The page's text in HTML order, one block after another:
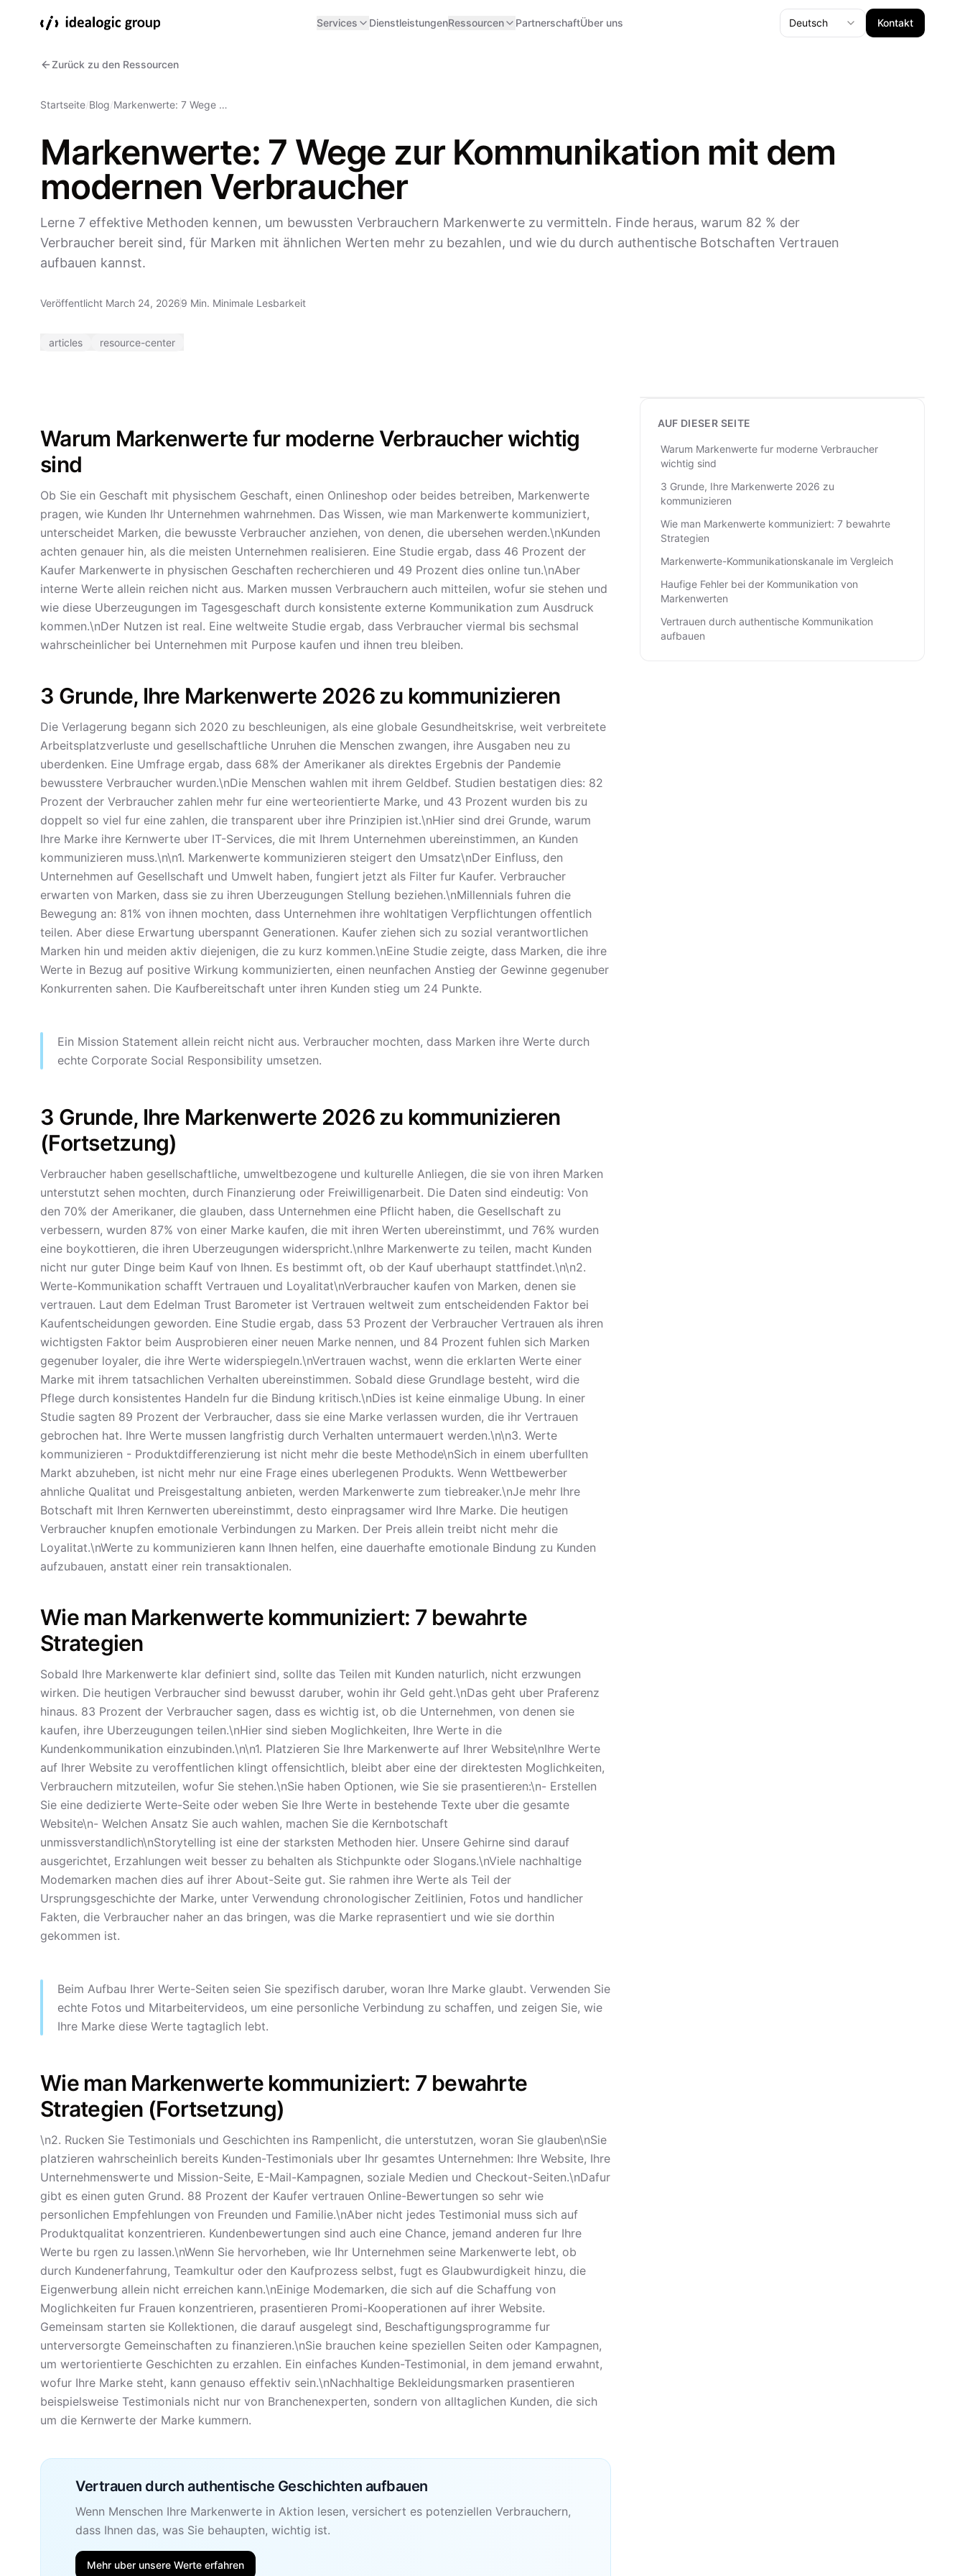
Services DienstleistungenRessourcen PartnerschaftÜber uns Deutsch Kontakt
Zurück zu den Ressourcen
Startseite/Blog/Markenwerte: 7 Wege …
Markenwerte: 7 Wege zur Kommunikation mit dem
modernen Verbraucher
Lerne 7 effektive Methoden kennen, um bewussten Verbrauchern Markenwerte zu vermitteln. Finde heraus, warum 82 % der
Verbraucher bereit sind, für Marken mit ähnlichen Werten mehr zu bezahlen, und wie du durch authentische Botschaften Vertrauen
aufbauen kannst.
Veröffentlicht March 24, 20269 Min. Minimale Lesbarkeit
articles resource-center
Warum Markenwerte fur moderne Verbraucher wichtig
sind
Ob Sie ein Geschaft mit physischem Geschaft, einen Onlineshop oder beides betreiben, Markenwerte
pragen, wie Kunden Ihr Unternehmen wahrnehmen. Das Wissen, wie man Markenwerte kommuniziert,
unterscheidet Marken, die bewusste Verbraucher anziehen, von denen, die ubersehen werden.\nKunden
achten genauer hin, als die meisten Unternehmen realisieren. Eine Studie ergab, dass 46 Prozent der
Kaufer Markenwerte in physischen Geschaften recherchieren und 49 Prozent dies online tun.\nAber
interne Werte allein reichen nicht aus. Marken mussen Verbrauchern auch mitteilen, wofur sie stehen und
wie diese Uberzeugungen im Tagesgeschaft durch konsistente externe Kommunikation zum Ausdruck
kommen.\nDer Nutzen ist real. Eine weltweite Studie ergab, dass Verbraucher viermal bis sechsmal
wahrscheinlicher bei Unternehmen mit Purpose kaufen und ihnen treu bleiben.
3 Grunde, Ihre Markenwerte 2026 zu kommunizieren
Die Verlagerung begann sich 2020 zu beschleunigen, als eine globale Gesundheitskrise, weit verbreitete
Arbeitsplatzverluste und gesellschaftliche Unruhen die Menschen zwangen, ihre Ausgaben neu zu
uberdenken. Eine Umfrage ergab, dass 68% der Amerikaner als direktes Ergebnis der Pandemie
bewusstere Verbraucher wurden.\nDie Menschen wahlen mit ihrem Geldbef. Studien bestatigen dies: 82
Prozent der Verbraucher zahlen mehr fur eine werteorientierte Marke, und 43 Prozent wurden bis zu
doppelt so viel fur eine zahlen, die transparent uber ihre Prinzipien ist.\nHier sind drei Grunde, warum
Ihre Marke ihre Kernwerte uber IT-Services, die mit Ihrem Unternehmen ubereinstimmen, an Kunden
kommunizieren muss.\n\n1. Markenwerte kommunizieren steigert den Umsatz\nDer Einfluss, den
Unternehmen auf Gesellschaft und Umwelt haben, fungiert jetzt als Filter fur Kaufer. Verbraucher
erwarten von Marken, dass sie zu ihren Uberzeugungen Stellung beziehen.\nMillennials fuhren die
Bewegung an: 81% von ihnen mochten, dass Unternehmen ihre wohltatigen Verpflichtungen offentlich
teilen. Aber diese Erwartung uberspannt Generationen. Kaufer ziehen sich zu sozial verantwortlichen
Marken hin und meiden aktiv diejenigen, die zu kurz kommen.\nEine Studie zeigte, dass Marken, die ihre
Werte in Bezug auf positive Wirkung kommunizierten, einen neunfachen Anstieg der Gewinne gegenuber
Konkurrenten sahen. Die Kaufbereitschaft unter ihren Kunden stieg um 24 Punkte.
Ein Mission Statement allein reicht nicht aus. Verbraucher mochten, dass Marken ihre Werte durch
echte Corporate Social Responsibility umsetzen.
3 Grunde, Ihre Markenwerte 2026 zu kommunizieren
(Fortsetzung)
Verbraucher haben gesellschaftliche, umweltbezogene und kulturelle Anliegen, die sie von ihren Marken
unterstutzt sehen mochten, durch Finanzierung oder Freiwilligenarbeit. Die Daten sind eindeutig: Von
den 70% der Amerikaner, die glauben, dass Unternehmen eine Pflicht haben, die Gesellschaft zu
verbessern, wurden 87% von einer Marke kaufen, die mit ihren Werten ubereinstimmt, und 76% wurden
eine boykottieren, die ihren Uberzeugungen widerspricht.\nIhre Markenwerte zu teilen, macht Kunden
nicht nur guter Dinge beim Kauf von Ihnen. Es bestimmt oft, ob der Kauf uberhaupt stattfindet.\n\n2.
Werte-Kommunikation schafft Vertrauen und Loyalitat\nVerbraucher kaufen von Marken, denen sie
vertrauen. Laut dem Edelman Trust Barometer ist Vertrauen weltweit zum entscheidenden Faktor bei
Kaufentscheidungen geworden. Eine Studie ergab, dass 53 Prozent der Verbraucher Vertrauen als ihren
wichtigsten Faktor beim Ausprobieren einer neuen Marke nennen, und 84 Prozent fuhlen sich Marken
gegenuber loyaler, die ihre Werte widerspiegeln.\nVertrauen wachst, wenn die erklarten Werte einer
Marke mit ihrem tatsachlichen Verhalten ubereinstimmen. Sobald diese Grundlage besteht, wird die
Pflege durch konsistentes Handeln fur die Bindung kritisch.\nDies ist keine einmalige Ubung. In einer
Studie sagten 89 Prozent der Verbraucher, dass sie eine Marke verlassen wurden, die ihr Vertrauen
gebrochen hat. Ihre Werte mussen langfristig durch Verhalten untermauert werden.\n\n3. Werte
kommunizieren - Produktdifferenzierung ist nicht mehr die beste Methode\nSich in einem uberfullten
Markt abzuheben, ist nicht mehr nur eine Frage eines uberlegenen Produkts. Wenn Wettbewerber
ahnliche Qualitat und Preisgestaltung anbieten, werden Markenwerte zum tiebreaker.\nJe mehr Ihre
Botschaft mit Ihren Kernwerten ubereinstimmt, desto einpragsamer wird Ihre Marke. Die heutigen
Verbraucher knupfen emotionale Verbindungen zu Marken. Der Preis allein treibt nicht mehr die
Loyalitat.\nWerte zu kommunizieren kann Ihnen helfen, eine dauerhafte emotionale Bindung zu Kunden
aufzubauen, anstatt einer rein transaktionalen.
Wie man Markenwerte kommuniziert: 7 bewahrte
Strategien
Sobald Ihre Markenwerte klar definiert sind, sollte das Teilen mit Kunden naturlich, nicht erzwungen
wirken. Die heutigen Verbraucher sind bewusst daruber, wohin ihr Geld geht.\nDas geht uber Praferenz
hinaus. 83 Prozent der Verbraucher sagen, dass es wichtig ist, ob die Unternehmen, von denen sie
kaufen, ihre Uberzeugungen teilen.\nHier sind sieben Moglichkeiten, Ihre Werte in die
Kundenkommunikation einzubinden.\n\n1. Platzieren Sie Ihre Markenwerte auf Ihrer Website\nIhre Werte
auf Ihrer Website zu veroffentlichen klingt offensichtlich, bleibt aber eine der direktesten Moglichkeiten,
Verbrauchern mitzuteilen, wofur Sie stehen.\nSie haben Optionen, wie Sie sie prasentieren:\n- Erstellen
Sie eine dedizierte Werte-Seite oder weben Sie Ihre Werte in bestehende Texte uber die gesamte
Website\n- Welchen Ansatz Sie auch wahlen, machen Sie die Kernbotschaft
unmissverstandlich\nStorytelling ist eine der starksten Methoden hier. Unsere Gehirne sind darauf
ausgerichtet, Erzahlungen weit besser zu behalten als Stichpunkte oder Slogans.\nViele nachhaltige
Modemarken machen dies auf ihrer About-Seite gut. Sie rahmen ihre Werte als Teil der
Ursprungsgeschichte der Marke, unter Verwendung chronologischer Zeitlinien, Fotos und handlicher
Fakten, die Verbraucher naher an das bringen, was die Marke reprasentiert und wie sie dorthin
gekommen ist.
Beim Aufbau Ihrer Werte-Seiten seien Sie spezifisch daruber, woran Ihre Marke glaubt. Verwenden Sie
echte Fotos und Mitarbeitervideos, um eine personliche Verbindung zu schaffen, und zeigen Sie, wie
Ihre Marke diese Werte tagtaglich lebt.
Wie man Markenwerte kommuniziert: 7 bewahrte
Strategien (Fortsetzung)
\n2. Rucken Sie Testimonials und Geschichten ins Rampenlicht, die unterstutzen, woran Sie glauben\nSie
platzieren wahrscheinlich bereits Kunden-Testimonials uber Ihr gesamtes Unternehmen: Ihre Website, Ihre
Unternehmenswerte und Mission-Seite, E-Mail-Kampagnen, soziale Medien und Checkout-Seiten.\nDafur
gibt es einen guten Grund. 88 Prozent der Kaufer vertrauen Online-Bewertungen so sehr wie
personlichen Empfehlungen von Freunden und Familie.\nAber nicht jedes Testimonial muss sich auf
Produktqualitat konzentrieren. Kundenbewertungen sind auch eine Chance, jemand anderen fur Ihre
Werte bu rgen zu lassen.\nWenn Sie hervorheben, wie Ihr Unternehmen seine Markenwerte lebt, ob
durch Kundenerfahrung, Teamkultur oder den Kaufprozess selbst, fugt es Glaubwurdigkeit hinzu, die
Eigenwerbung allein nicht erreichen kann.\nEinige Modemarken, die sich auf die Schaffung von
Moglichkeiten fur Frauen konzentrieren, prasentieren Promi-Kooperationen auf ihrer Website.
Gemeinsam starten sie Kollektionen, die darauf ausgelegt sind, Beschaftigungsprogramme fur
unterversorgte Gemeinschaften zu finanzieren.\nSie brauchen keine speziellen Seiten oder Kampagnen,
um wertorientierte Geschichten zu erzahlen. Ein einfaches Kunden-Testimonial, in dem jemand erwahnt,
wofur Ihre Marke steht, kann genauso effektiv sein.\nNachhaltige Bekleidungsmarken prasentieren
beispielsweise Testimonials nicht nur von Branchenexperten, sondern von alltaglichen Kunden, die sich
um die Kernwerte der Marke kummern.
Vertrauen durch authentische Geschichten aufbauen
Wenn Menschen Ihre Markenwerte in Aktion lesen, versichert es potenziellen Verbrauchern,
dass Ihnen das, was Sie behaupten, wichtig ist.
Mehr uber unsere Werte erfahren
AUF DIESER SEITE
Warum Markenwerte fur moderne Verbraucher
wichtig sind
3 Grunde, Ihre Markenwerte 2026 zu
kommunizieren
Wie man Markenwerte kommuniziert: 7 bewahrte
Strategien
Markenwerte-Kommunikationskanale im Vergleich
Haufige Fehler bei der Kommunikation von
Markenwerten
Vertrauen durch authentische Kommunikation
aufbauen